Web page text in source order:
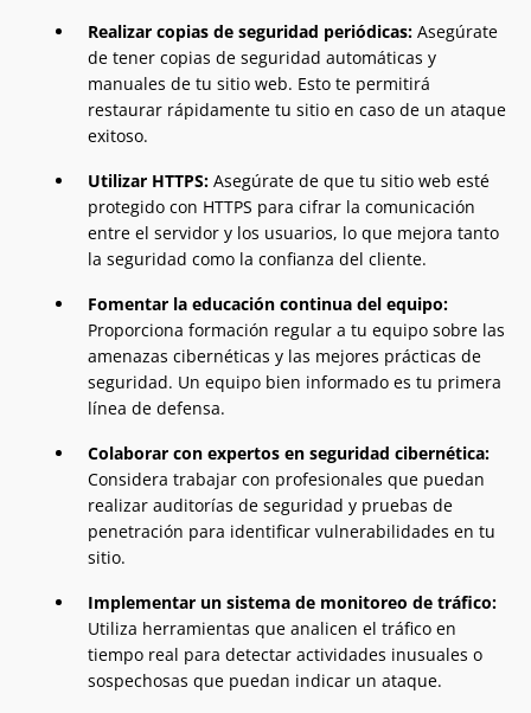
Realizar copias de seguridad periódicas: Asegúrate
de tener copias de seguridad automáticas y
manuales de tu sitio web. Esto te permitirá
restaurar rápidamente tu sitio en caso de un ataque
exitoso.
Utilizar HTTPS: Asegúrate de que tu sitio web esté
protegido con HTTPS para cifrar la comunicación
entre el servidor y los usuarios, lo que mejora tanto
la seguridad como la confianza del cliente.
Fomentar la educación continua del equipo:
Proporciona formación regular a tu equipo sobre las
amenazas cibernéticas y las mejores prácticas de
seguridad. Un equipo bien informado es tu primera
línea de defensa.
Colaborar con expertos en seguridad cibernética:
Considera trabajar con profesionales que puedan
realizar auditorías de seguridad y pruebas de
penetración para identificar vulnerabilidades en tu
sitio.
Implementar un sistema de monitoreo de tráfico:
Utiliza herramientas que analicen el tráfico en
tiempo real para detectar actividades inusuales o
sospechosas que puedan indicar un ataque.